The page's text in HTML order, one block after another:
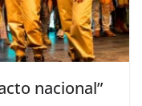
nacional”